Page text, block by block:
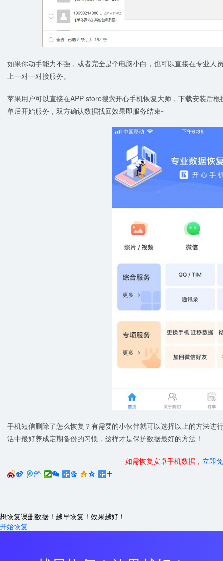
如果你动手能力不强，或者完全是个电脑小白，也可以直接在专业人
上一对一对接服务。
苹果用户可以直接在APP store搜索开心手机恢复大师，下载安装后
单后开始服务，双方确认数据找回效果即服务结束~
手机短信删除了怎么恢复？有需要的小伙伴就可以选择以上的方法进
活中最好养成定期备份的习惯，这样才是保护数据最好的方法！
如需恢复安卓手机数据， 立即
     
想恢复误删数据！越早恢复！效果越好！
开始恢复